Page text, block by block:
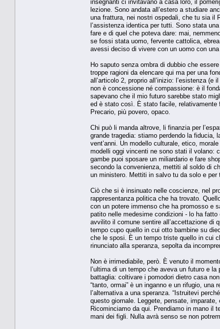
insegnanti ci invitavano a casa loro, il
lezione. Sono andata all’estero a studiare
una frattura, nei nostri ospedali, che tu sia il
l’assistenza identica per tutti. Sono stata
fare e di quel che poteva dare: mai,
se fossi stata uomo, fervente cattolica,
avessi deciso di vivere con un uomo con
Ho saputo senza ombra di dubbio che
troppe ragioni da elencare qui ma per una
all’articolo 2, proprio all’inizio: l’esistenza (e
non è concessione né compassione: è il
sapevano che il mio futuro sarebbe stato
ed è stato così. È stato facile,
Precario, più povero, opaco.
Chi può li manda altrove, li finanzia per
grande tragedia: stiamo perdendo la fiducia,
vent’anni. Un modello culturale, etico,
modelli oggi vincenti ne sono stati il volano:
gambe puoi sposare un miliardario e fare
secondo la convenienza, mettiti al soldo di
un ministero. Mettiti in salvo tu da solo e
Ciò che si è insinuato nelle coscienze, nel
rappresentanza politica che ha trovato.
con un potere immenso che ha promosso e
patito nelle medesime condizioni - lo ha
avvilito il comune sentire all’accettazione di
tempo cupo quello in cui otto bambine su
che le sposi. È un tempo triste quello in cui
rinunciato alla speranza, sepolta da
Non è irrimediabile, però. È venuto il
l’ultima di un tempo che aveva un futuro e
battaglia: coltivare i pomodori dietro casa
“tanto, ormai” è un inganno e un rifugio,
l’alternativa a una speranza. “Istruitevi
questo giornale. Leggete, pensate,
Ricominciamo da qui. Prendiamo in mano il
mani dei figli. Nulla avrà senso se non